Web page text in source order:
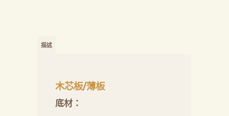
描述
木芯板/薄板
底材：